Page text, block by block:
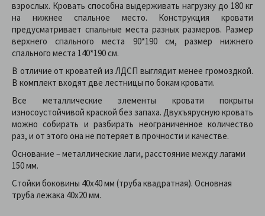
взрослых. Кровать способна выдерживать нагрузку до 180 кг
на нижнее спальное место. Конструкция кровати
предусматривает спальные места разных размеров. Размер
верхнего спального места 90*190 см, размер нижнего
спального места 140*190 см.
В отличие от кроватей из ЛДСП выглядит менее громоздкой.
В комплект входят две лестницы по бокам кровати.
Все металлические элементы кровати покрыты
износоустойчивой краской без запаха. Двухъярусную кровать
можно собирать и разбирать неограниченное количество
раз, и от этого она не потеряет в прочности и качестве.
Основание – металлические лаги, расстояние между лагами
150 мм.
Стойки боковины 40х40 мм (труба квадратная). Основная
труба лежака 40х20 мм.